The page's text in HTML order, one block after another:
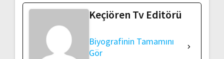
Keçiören Tv Editörü
Biyografinin Tamamını
Gör